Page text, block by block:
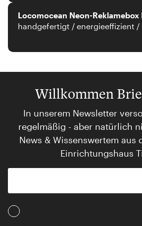
Locomocean Neon-Reklamebox
handgefertigt / energieeffizient /
Willkommen
In unserem Newsletter
regelmäßig - aber natürlich
News & Wissenswertem aus
Einrichtungshaus